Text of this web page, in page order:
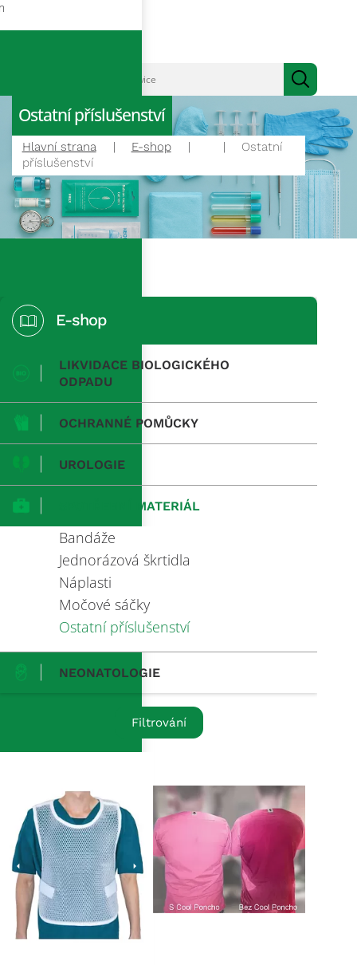
Ostatní příslušenství
Hlavní strana E-shop
Ostatní
příslušenství
E-shop
LIKVIDACE BIOLOGICKÉHO
ODPADU
OCHRANNÉ POMŮCKY
UROLOGIE
SPOTŘEBNÍ MATERIÁL
Bandáže
Jednorázová škrtidla
Náplasti
Močové sáčky
Ostatní příslušenství
NEONATOLOGIE
Filtrování